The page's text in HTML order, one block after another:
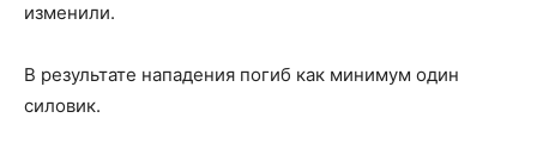
изменили.
В результате нападения погиб как минимум один
силовик.